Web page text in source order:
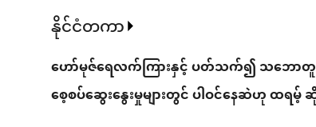
နိုင်ငံတကာ
ဟော်မုဇ်ရေလက်ကြားနှင့် ပတ်သက်၍ သဘော
စေ့စပ်ဆွေးနွေးမှုများတွင် ပါဝင်နေဆဲဟု ထရမ့်